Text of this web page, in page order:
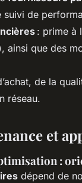
de
: prime à
ainsi que des
de la
réseau.
et
:
dépend de